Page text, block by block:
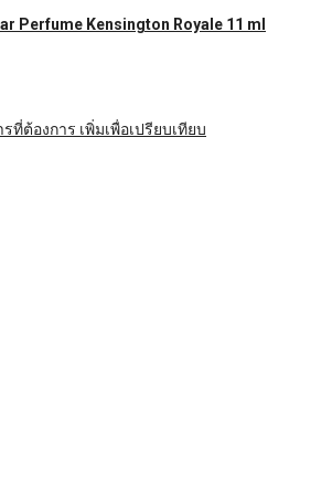
Perfume Kensington Royale 11 ml
รที่ต้องการ เพิ่มเพื่อเปรียบเทียบ